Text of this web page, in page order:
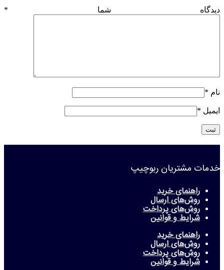
دیدگاه شما *
نام *
ایمیل *
خدمات مشتریان ربوچیپ
راهنمای خرید
روش‌های ارسال
روش‌های پرداخت
شرایط و قوانین
راهنمای خرید
روش‌های ارسال
روش‌های پرداخت
شرایط و قوانین